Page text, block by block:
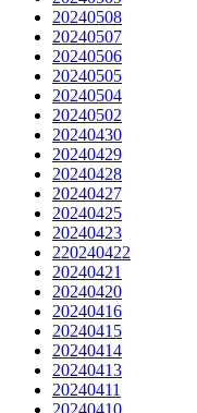
20240508
20240507
20240506
20240505
20240504
20240502
20240430
20240429
20240428
20240427
20240425
20240423
220240422
20240421
20240420
20240416
20240415
20240414
20240413
20240411